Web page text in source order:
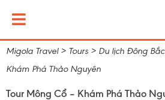
Migola Travel> Tours > Du lịch Đông
Khám Phá Thảo Nguyên
Tour Mông Cổ – Khám Phá Thảo